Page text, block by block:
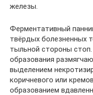
железы.
Ферментативный
твёрдых болезненных
тыльной стороны
образования
выделением
коричневого или
образованием